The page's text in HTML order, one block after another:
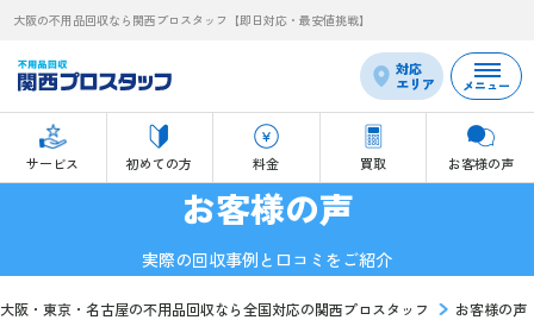
大阪の不用品回収なら関西プロスタッフ【即日対応・最安値挑戦】
対応
エリア
サービス 初めての方 料金 買取 お客様の声
メニュー
お客様の声
実際の回収事例と口コミをご紹介
大阪・東京・名古屋の不用品回収なら全国対応の関西プロスタッフ お客様の声